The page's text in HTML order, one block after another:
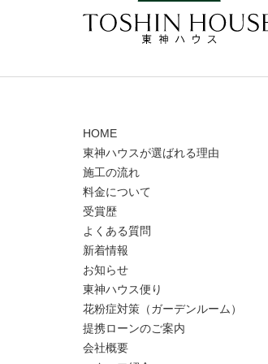
HOME
東神ハウスが選ばれる理由
施工の流れ
料金について
受賞歴
よくある質問
新着情報
お知らせ
東神ハウス便り
花粉症対策（ガーデンルーム）
提携ローンのご案内
会社概要